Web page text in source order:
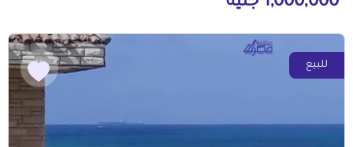
للبيع